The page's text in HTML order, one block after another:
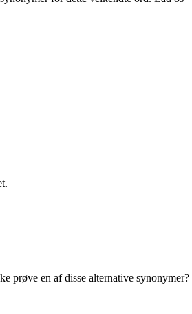
prøve en af disse alternative synonymer?